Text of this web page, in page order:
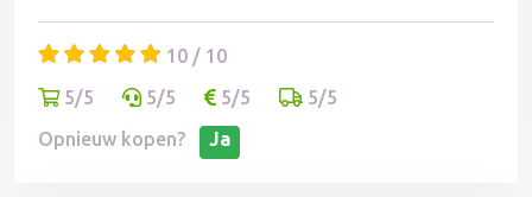
10 / 10
5/5
5/5 5/5
5/5
Opnieuw kopen?
Ja